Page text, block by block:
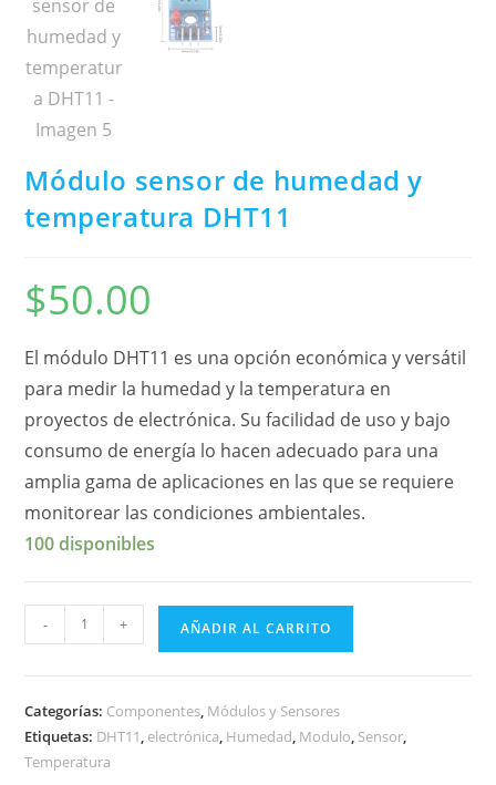
Módulo sensor de humedad y
temperatura DHT11
$50.00
El módulo DHT11 es una opción económica y versátil
para medir la humedad y la temperatura en
proyectos de electrónica. Su facilidad de uso y bajo
consumo de energía lo hacen adecuado para una
amplia gama de aplicaciones en las que se requiere
monitorear las condiciones ambientales.
100 disponibles
sensor
y
temperatura
- + AÑADIR AL CARRITO
Categorías: Componentes, Módulos y Sensores
Etiquetas: DHT11, electrónica, Humedad, Modulo, Sensor,
Temperatura